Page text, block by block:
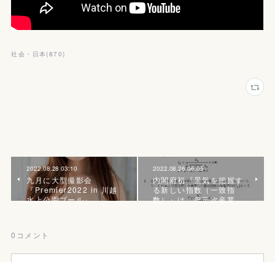
社会・日本(870)
2022.08.28 03:10
九月に大型撮影会
『Premier2022 in 川越
水上公園プール』
2022.08.26 06:05
内閣府初『景気を把握す
る新しい指数（一致指
数）』は、第三次産業…
0 コメント